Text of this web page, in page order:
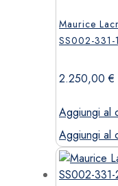
Maurice
SS002-331-1
2.250,00€
Aggiungi al
Aggiungi al